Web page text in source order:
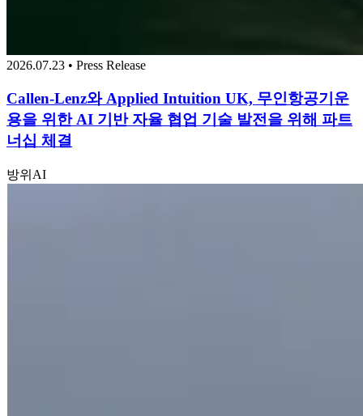
2026.07.23 • Press Release
Callen-Lenz와 Applied Intuition UK, 무인항공기운
용을 위한 AI 기반 자율 협업 기술 발전을 위해 파트
너십 체결
방위 AI